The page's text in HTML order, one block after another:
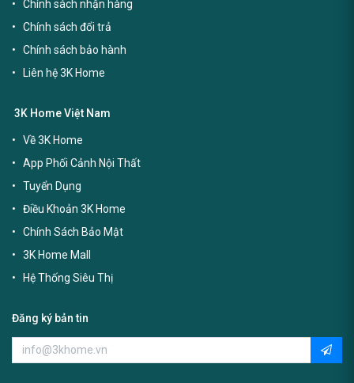
Chính sách nhận hàng
Chính sách đổi trả
Chính sách bảo hành
Liên hệ 3K Home
3K Home Việt Nam
Về 3K Home
App Phối Cảnh Nội Thất
Tuyển Dụng
Điều Khoản 3K Home
Chính Sách Bảo Mật
3K Home Mall
Hệ Thống Siêu Thị
Đăng ký bản tin